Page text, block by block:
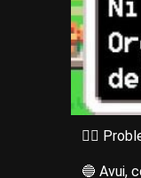
😵‍💫
🔵 Avui,